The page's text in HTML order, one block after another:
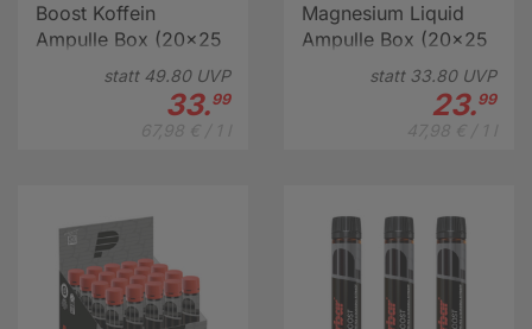
Boost Koffein
Ampulle Box (20x25
statt 49.80UVP
33.99
Magnesium Liquid
Ampulle Box (20x25
statt 33.80UVP
23.99